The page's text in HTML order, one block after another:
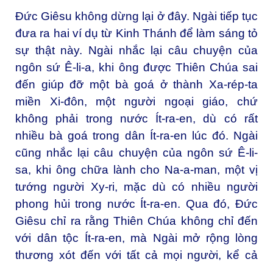
Đức Giêsu không dừng lại ở đây. Ngài tiếp tục
đưa ra hai ví dụ từ Kinh Thánh để làm sáng tỏ
sự thật này. Ngài nhắc lại câu chuyện của
ngôn sứ Ê-li-a, khi ông được Thiên Chúa sai
đến giúp đỡ một bà goá ở thành Xa-rép-ta
miền Xi-đôn, một người ngoại giáo, chứ
không phải trong nước Ít-ra-en, dù có rất
nhiều bà goá trong dân Ít-ra-en lúc đó. Ngài
cũng nhắc lại câu chuyện của ngôn sứ Ê-li-
sa, khi ông chữa lành cho Na-a-man, một vị
tướng người Xy-ri, mặc dù có nhiều người
phong hủi trong nước Ít-ra-en. Qua đó, Đức
Giêsu chỉ ra rằng Thiên Chúa không chỉ đến
với dân tộc Ít-ra-en, mà Ngài mở rộng lòng
thương xót đến với tất cả mọi người, kể cả